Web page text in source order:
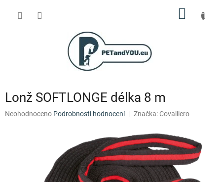
Lonž SOFTLONGE délka 8 m
Průměrné
Neohodnoceno Podrobnosti hodnocení Značka:Covalliero